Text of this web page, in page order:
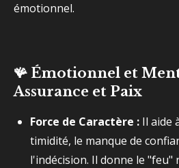
émotionnel.
🪸 Émotionnel et
Assurance et Paix
Force de Caractère : Il aide
timidité, le manque de
l'indécision. Il donne le "feu"